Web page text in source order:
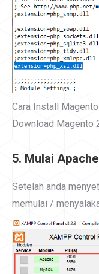
Cara Install
Download Magento
5. Mulai
Setelah anda
memulai /